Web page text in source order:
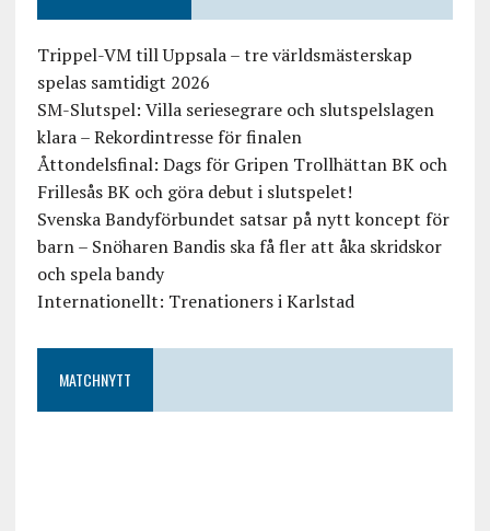
Trippel-VM till Uppsala – tre världsmästerskap
spelas samtidigt 2026
SM-Slutspel: Villa seriesegrare och slutspelslagen
klara – Rekordintresse för finalen
Åttondelsfinal: Dags för Gripen Trollhättan BK och
Frillesås BK och göra debut i slutspelet!
Svenska Bandyförbundet satsar på nytt koncept för
barn – Snöharen Bandis ska få fler att åka skridskor
och spela bandy
Internationellt: Trenationers i Karlstad
MATCHNYTT